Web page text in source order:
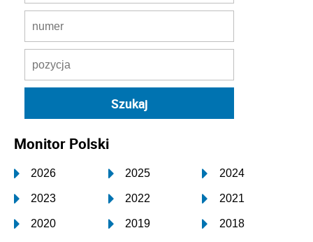
Monitor Polski
2026 2025 2024
2023 2022 2021
2020 2019 2018